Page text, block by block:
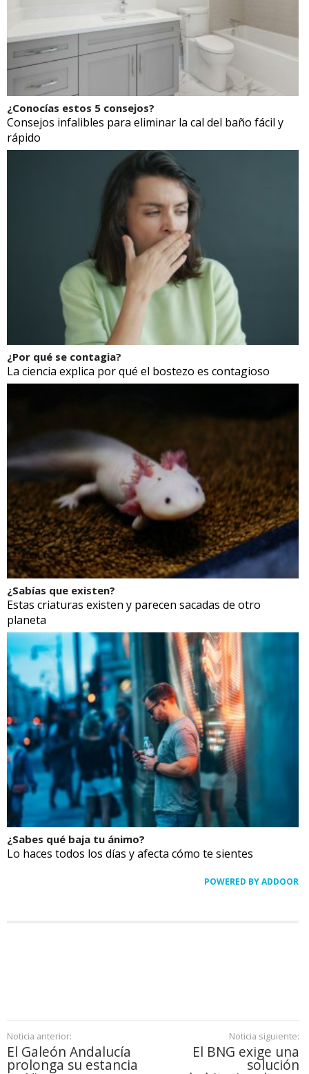
¿Conocías estos 5 consejos?
Consejos infalibles para eliminar la cal del baño fácil y
rápido
¿Por qué se contagia?
La ciencia explica por qué el bostezo es contagioso
¿Sabías que existen?
Estas criaturas existen y parecen sacadas de otro
planeta
¿Sabes qué baja tu ánimo?
Lo haces todos los días y afecta cómo te sientes
POWERED BY ADDOOR
Noticia anterior:
El Galeón Andalucía
prolonga su estancia
Noticia siguiente:
El BNG exige una
solución